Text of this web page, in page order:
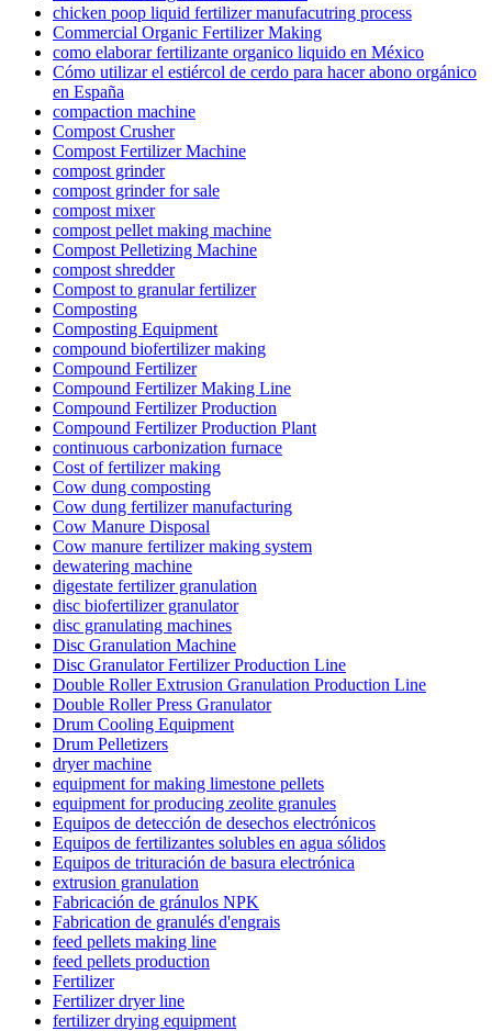
chicken poop liquid fertilizer manufacutring process
Commercial Organic Fertilizer Making
como elaborar fertilizante organico liquido en México
Cómo utilizar el estiércol de cerdo para hacer abono orgánico
en España
compaction machine
Compost Crusher
Compost Fertilizer Machine
compost grinder
compost grinder for sale
compost mixer
compost pellet making machine
Compost Pelletizing Machine
compost shredder
Compost to granular fertilizer
Composting
Composting Equipment
compound biofertilizer making
Compound Fertilizer
Compound Fertilizer Making Line
Compound Fertilizer Production
Compound Fertilizer Production Plant
continuous carbonization furnace
Cost of fertilizer making
Cow dung composting
Cow dung fertilizer manufacturing
Cow Manure Disposal
Cow manure fertilizer making system
dewatering machine
digestate fertilizer granulation
disc biofertilizer granulator
disc granulating machines
Disc Granulation Machine
Disc Granulator Fertilizer Production Line
Double Roller Extrusion Granulation Production Line
Double Roller Press Granulator
Drum Cooling Equipment
Drum Pelletizers
dryer machine
equipment for making limestone pellets
equipment for producing zeolite granules
Equipos de detección de desechos electrónicos
Equipos de fertilizantes solubles en agua sólidos
Equipos de trituración de basura electrónica
extrusion granulation
Fabricación de gránulos NPK
Fabrication de granulés d'engrais
feed pellets making line
feed pellets production
Fertilizer
Fertilizer dryer line
fertilizer drying equipment